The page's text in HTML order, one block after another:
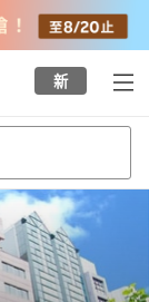
新